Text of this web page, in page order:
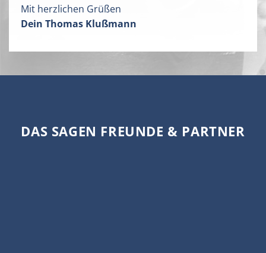
Mit herzlichen Grüßen
Dein Thomas Klußmann
DAS SAGEN FREUNDE & PARTNER